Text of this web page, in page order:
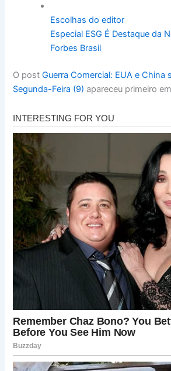
Escolhas do editor
Especial ESG É Destaque da
Forbes Brasil
O postGuerra Comercial: EUA e China
Segunda-Feira (9) apareceu primeiro em